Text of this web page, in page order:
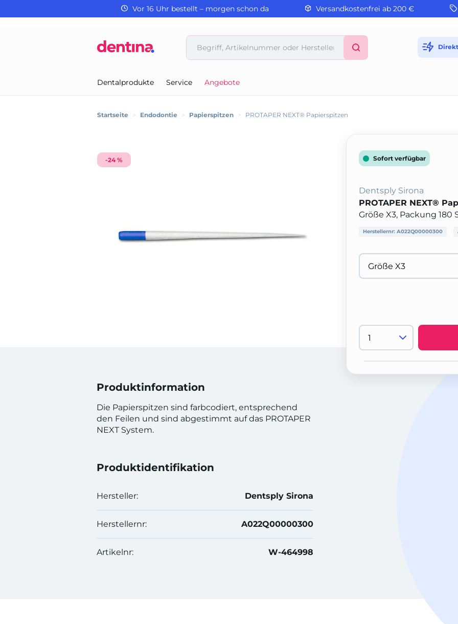
Vor 16 Uhr bestellt – morgen schon da Versandkostenfrei ab 200 €
Dentalprodukte Service Angebote
Startseite > Endodontie > Papierspitzen > PROTAPER NEXT® Papierspitzen
-24 %
Produktinformation
Die Papierspitzen sind farbcodiert, entsprechend
den Feilen und sind abgestimmt auf das PROTAPER
NEXT System.
Produktidentifikation
Hersteller: Dentsply Sirona
Herstellernr: A022Q00000300
Artikelnr: W-464998
Sofort verfügbar
Dentsply Sirona
PROTAPER NEXT®
Größe X3, Packung 180
Herstellernr: A022Q00000300